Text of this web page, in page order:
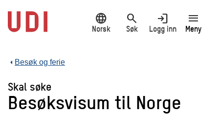
hovedinnhold
language
Norsk
search
Søk
login
Logg inn
menu
Meny
Besøk og ferie
Skal søke
Besøksvisum til Norge